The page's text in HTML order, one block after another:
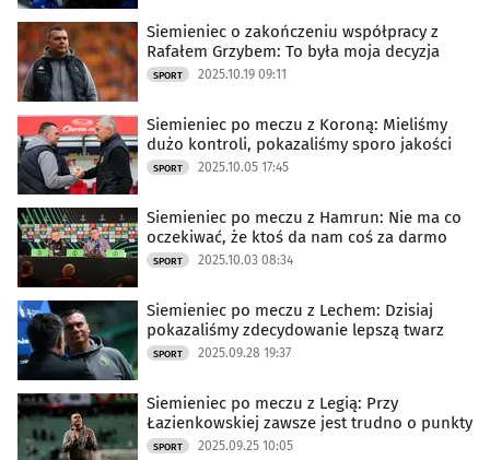
Siemieniec o zakończeniu współpracy z
Rafałem Grzybem: To była moja decyzja
SPORT 2025.10.19 09:11
Siemieniec po meczu z Koroną: Mieliśmy
dużo kontroli, pokazaliśmy sporo jakości
SPORT 2025.10.05 17:45
Siemieniec po meczu z Hamrun: Nie ma co
oczekiwać, że ktoś da nam coś za darmo
SPORT 2025.10.03 08:34
Siemieniec po meczu z Lechem: Dzisiaj
pokazaliśmy zdecydowanie lepszą twarz
SPORT 2025.09.28 19:37
Siemieniec po meczu z Legią: Przy
Łazienkowskiej zawsze jest trudno o punkty
SPORT 2025.09.25 10:05